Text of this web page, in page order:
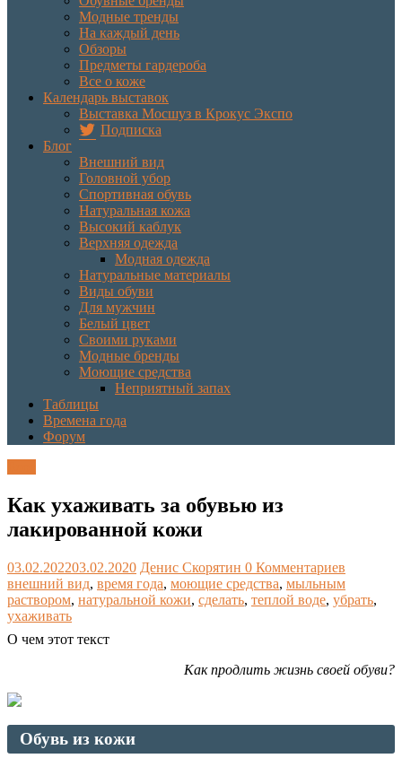
Модные тренды
На каждый день
Обзоры
Предметы гардероба
Все о коже
Календарь выставок
Выставка Мосшуз в Крокус Экспо
Подписка
Блог
Внешний вид
Головной убор
Спортивная обувь
Натуральная кожа
Высокий каблук
Верхняя одежда
Модная одежда
Натуральные материалы
Виды обуви
Для мужчин
Белый цвет
Своими руками
Модные бренды
Моющие средства
Неприятный запах
Таблицы
Времена года
Форум
Как ухаживать за обувью из
лакированной кожи
03.02.202203.02.2020 Денис Скорятин 0 Комментариев
внешний вид, время года, моющие средства, мыльным
раствором, натуральной кожи, сделать, теплой воде, убрать,
ухаживать
О чем этот текст
Как продлить жизнь своей обуви?
Обувь из кожи